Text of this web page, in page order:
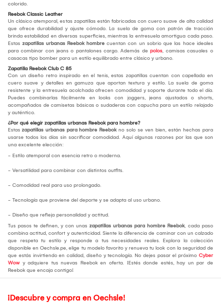
colorido.
Reebok Classic Leather
Un clásico atemporal, estas zapatillas están fabricadas con cuero suave de alta calidad
que ofrece durabilidad y ajuste cómodo. La suela de goma con patrón de tracción
brinda estabilidad en diversas superficies, mientras la entresuela amortigua cada paso.
Estas zapatillas urbanas Reebok hombre cuentan con un sobrio que las hace ideales
para combinar con jeans o pantalones cargo. Además de polos, camisas casuales o
casacas tipo bomber para un estilo equilibrado entre clásico y urbano.
Zapatilla Reebok Club C 85
Con un diseño retro inspirado en el tenis, estas zapatillas cuentan con capellada en
cuero suave y detalles en gamuza que aportan textura y estilo. La suela de goma
resistente y la entresuela acolchada ofrecen comodidad y soporte durante todo el día.
Puedes combinarlas fácilmente en looks con joggers, jeans ajustados o shorts,
acompañados de camisetas básicas o sudaderas con capucha para un estilo relajado
y auténtico.
¿Por qué elegir zapatillas urbanas Reebok para hombre?
Estas zapatillas urbanas para hombre Reebokno solo se ven bien, están hechas para
usarse todos los días sin sacrificar comodidad. Aquí algunas razones por las que son
una excelente elección:
- Estilo atemporal con esencia retro o moderna.
- Versatilidad para combinar con distintos outfits.
- Comodidad real para uso prolongado.
- Tecnología que proviene del deporte y se adapta al uso urbano.
- Diseño que refleja personalidad y actitud.
Tus pasos te definen, y con unas zapatillas urbanas para hombre Reebok, cada paso
combina actitud, confort y autenticidad. Siente la diferencia de caminar con un calzado
que respeta tu estilo y responde a tus necesidades reales. Explora la colección
disponible en Oechsle.pe, elige tu modelo favorito y renueva tu look con la seguridad de
que estás invirtiendo en calidad, diseño y tecnología. No dejes pasar el próximo Cyber
Wow y adquiere tus nuevas Reebok en oferta. ¡Estés donde estés, hay un par de
Reebok que encaja contigo!
¡Descubre y compra en Oechsle!